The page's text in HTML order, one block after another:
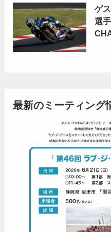
ゲ
選
最新のミーティング